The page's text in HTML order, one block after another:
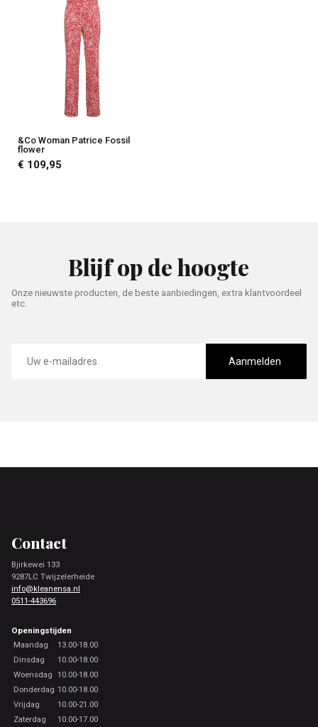
&Co Woman Patrice Fossil
flower
€ 109,95
Blijf op de hoogte
Onze nieuwste producten, de beste aanbiedingen, extra klantvoordeel
etc.
mailadres
Aanmelden
Contact
Bjirkewei 133
9287LC Twijzelerheide
info@kleanensa.nl
0511-443696
Openingstijden
Maandag
13.00-18.00
Dinsdag
10.00-18.00
Woensdag 10.00-18.00
Donderdag 10.00-18.00
Vrijdag
10.00-21.00
Zaterdag
10.00-17.00